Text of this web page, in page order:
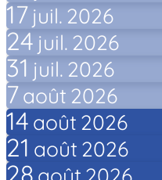
17 juil. 2026
24 juil. 2026
31 juil. 2026
7août 2026
14 août 2026
21 août 2026
28